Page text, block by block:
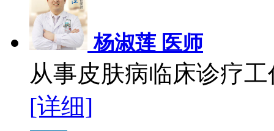
杨淑莲 医师
从事皮肤病临床诊疗
[详细]